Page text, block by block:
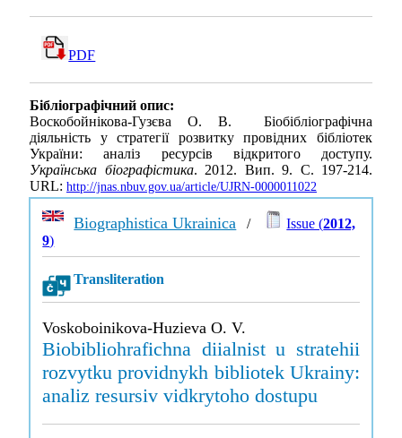
PDF
Бібліографічний опис:
Воскобойнікова-Гузєва О. В. Біобібліографічна
діяльність у стратегії розвитку провідних бібліотек
України: аналіз ресурсів відкритого доступу.
Українська біографістика. 2012. Вип. 9. С. 197-214.
URL: http://jnas.nbuv.gov.ua/article/UJRN-0000011022
Biographistica Ukrainica / Issue (2012,
9)
Transliteration
Voskoboinikova-Huzieva O. V.
Biobibliohrafichna diialnist u stratehii
rozvytku providnykh bibliotek Ukrainy:
analiz resursiv vidkrytoho dostupu